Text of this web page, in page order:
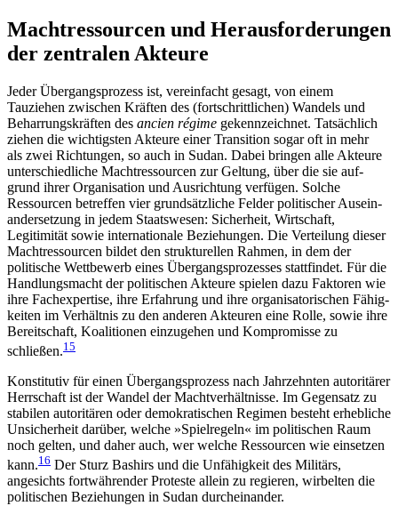
Machtressourcen und Herausforderungen
der zentralen Akteure
Jeder Übergangsprozess ist, vereinfacht gesagt, von einem
Tauziehen zwischen Kräften des (fortschritt­lichen) Wandels und
Beharrungskräften des ancien régime gekennzeichnet. Tatsächlich
ziehen die wich­tigsten Akteure einer Tran­sition sogar oft in mehr
als zwei Richtungen, so auch in Sudan. Dabei bringen alle Akteure
unterschiedliche Machtressourcen zur Geltung, über die sie auf­
grund ihrer Organisation und Ausrichtung verfügen. Solche
Ressourcen betref­fen vier grundsätzliche Felder politischer Ausein­
andersetzung in jedem Staatswesen: Sicher­heit, Wirt­schaft,
Legitimität sowie internationale Beziehungen. Die Verteilung dieser
Machtressourcen bildet den strukturellen Rahmen, in dem der
politische Wett­bewerb eines Übergangsprozesses stattfindet. Für die
Handlungsmacht der politischen Akteure spielen dazu Faktoren wie
ihre Fachexpertise, ihre Erfahrung und ihre organisatorischen Fähig­
keiten im Verhältnis zu den anderen Akteuren eine Rolle, sowie ihre
Bereitschaft, Koalitionen einzugehen und Kompromisse zu
schließen.15
Konstitutiv für einen Übergangsprozess nach Jahr­zehnten autoritärer
Herrschaft ist der Wandel der Machtverhältnisse. Im Gegensatz zu
stabilen autori­tären oder demokratischen Regimen besteht erheb­liche
Unsicherheit darüber, welche »Spielregeln« im politischen Raum
noch gelten, und daher auch, wer welche Ressourcen wie einsetzen
kann.16 Der Sturz Bashirs und die Unfähigkeit des Militärs,
angesichts fortwährender Proteste allein zu regieren, wirbelten die
politischen Beziehungen in Sudan durcheinander.